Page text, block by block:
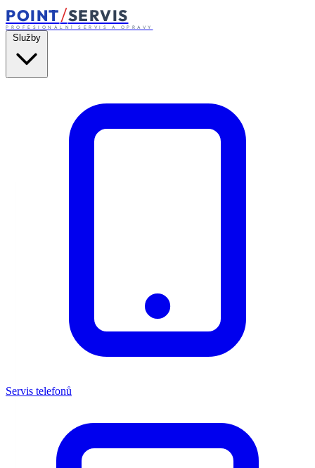
POINT/SERVIS
PROFESIONÁLNÍ SERVIS A OPRAVY
Služby
Servis telefonů